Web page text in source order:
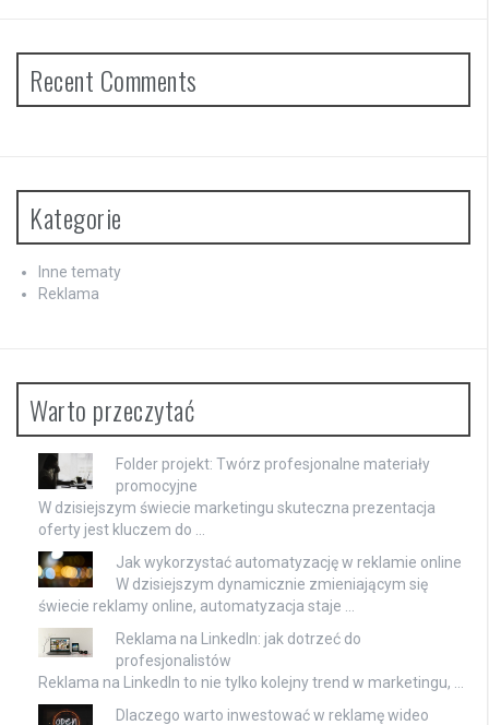
Recent Comments
Kategorie
Inne tematy
Reklama
Warto przeczytać
Folder projekt: Twórz profesjonalne materiały
promocyjne
W dzisiejszym świecie marketingu skuteczna prezentacja
oferty jest kluczem do …
Jak wykorzystać automatyzację w reklamie online
W dzisiejszym dynamicznie zmieniającym się
świecie reklamy online, automatyzacja staje …
Reklama na LinkedIn: jak dotrzeć do
profesjonalistów
Reklama na LinkedIn to nie tylko kolejny trend w marketingu, …
Dlaczego warto inwestować w reklamę wideo